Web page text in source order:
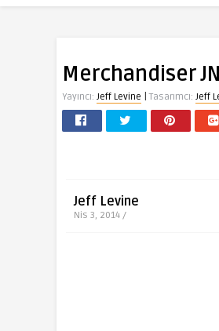
Merchandiser
Yayıncı: Jeff Levine |Tasarımcı: Jeff
Jeff Levine
Nis 3, 2014 /